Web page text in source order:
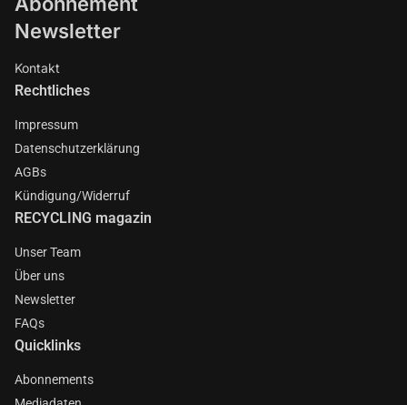
Newsletter
Kontakt
Rechtliches
Impressum
Datenschutzerklärung
AGBs
Kündigung/Widerruf
RECYCLING magazin
Unser Team
Über uns
Newsletter
FAQs
Quicklinks
Abonnements